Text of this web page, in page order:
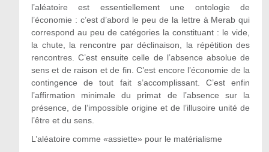
l’aléatoire est essentiellement une ontologie de
l’économie : c’est d’abord le peu de la lettre à Merab qui
correspond au peu de catégories la constituant : le vide,
la chute, la rencontre par déclinaison, la répétition des
rencontres. C’est ensuite celle de l’absence absolue de
sens et de raison et de fin. C’est encore l’économie de la
contingence de tout fait s’accomplissant. C’est enfin
l’affirmation minimale du primat de l’absence sur la
présence, de l’impossible origine et de l’illusoire unité de
l’être et du sens.
L’aléatoire comme «assiette» pour le matérialisme